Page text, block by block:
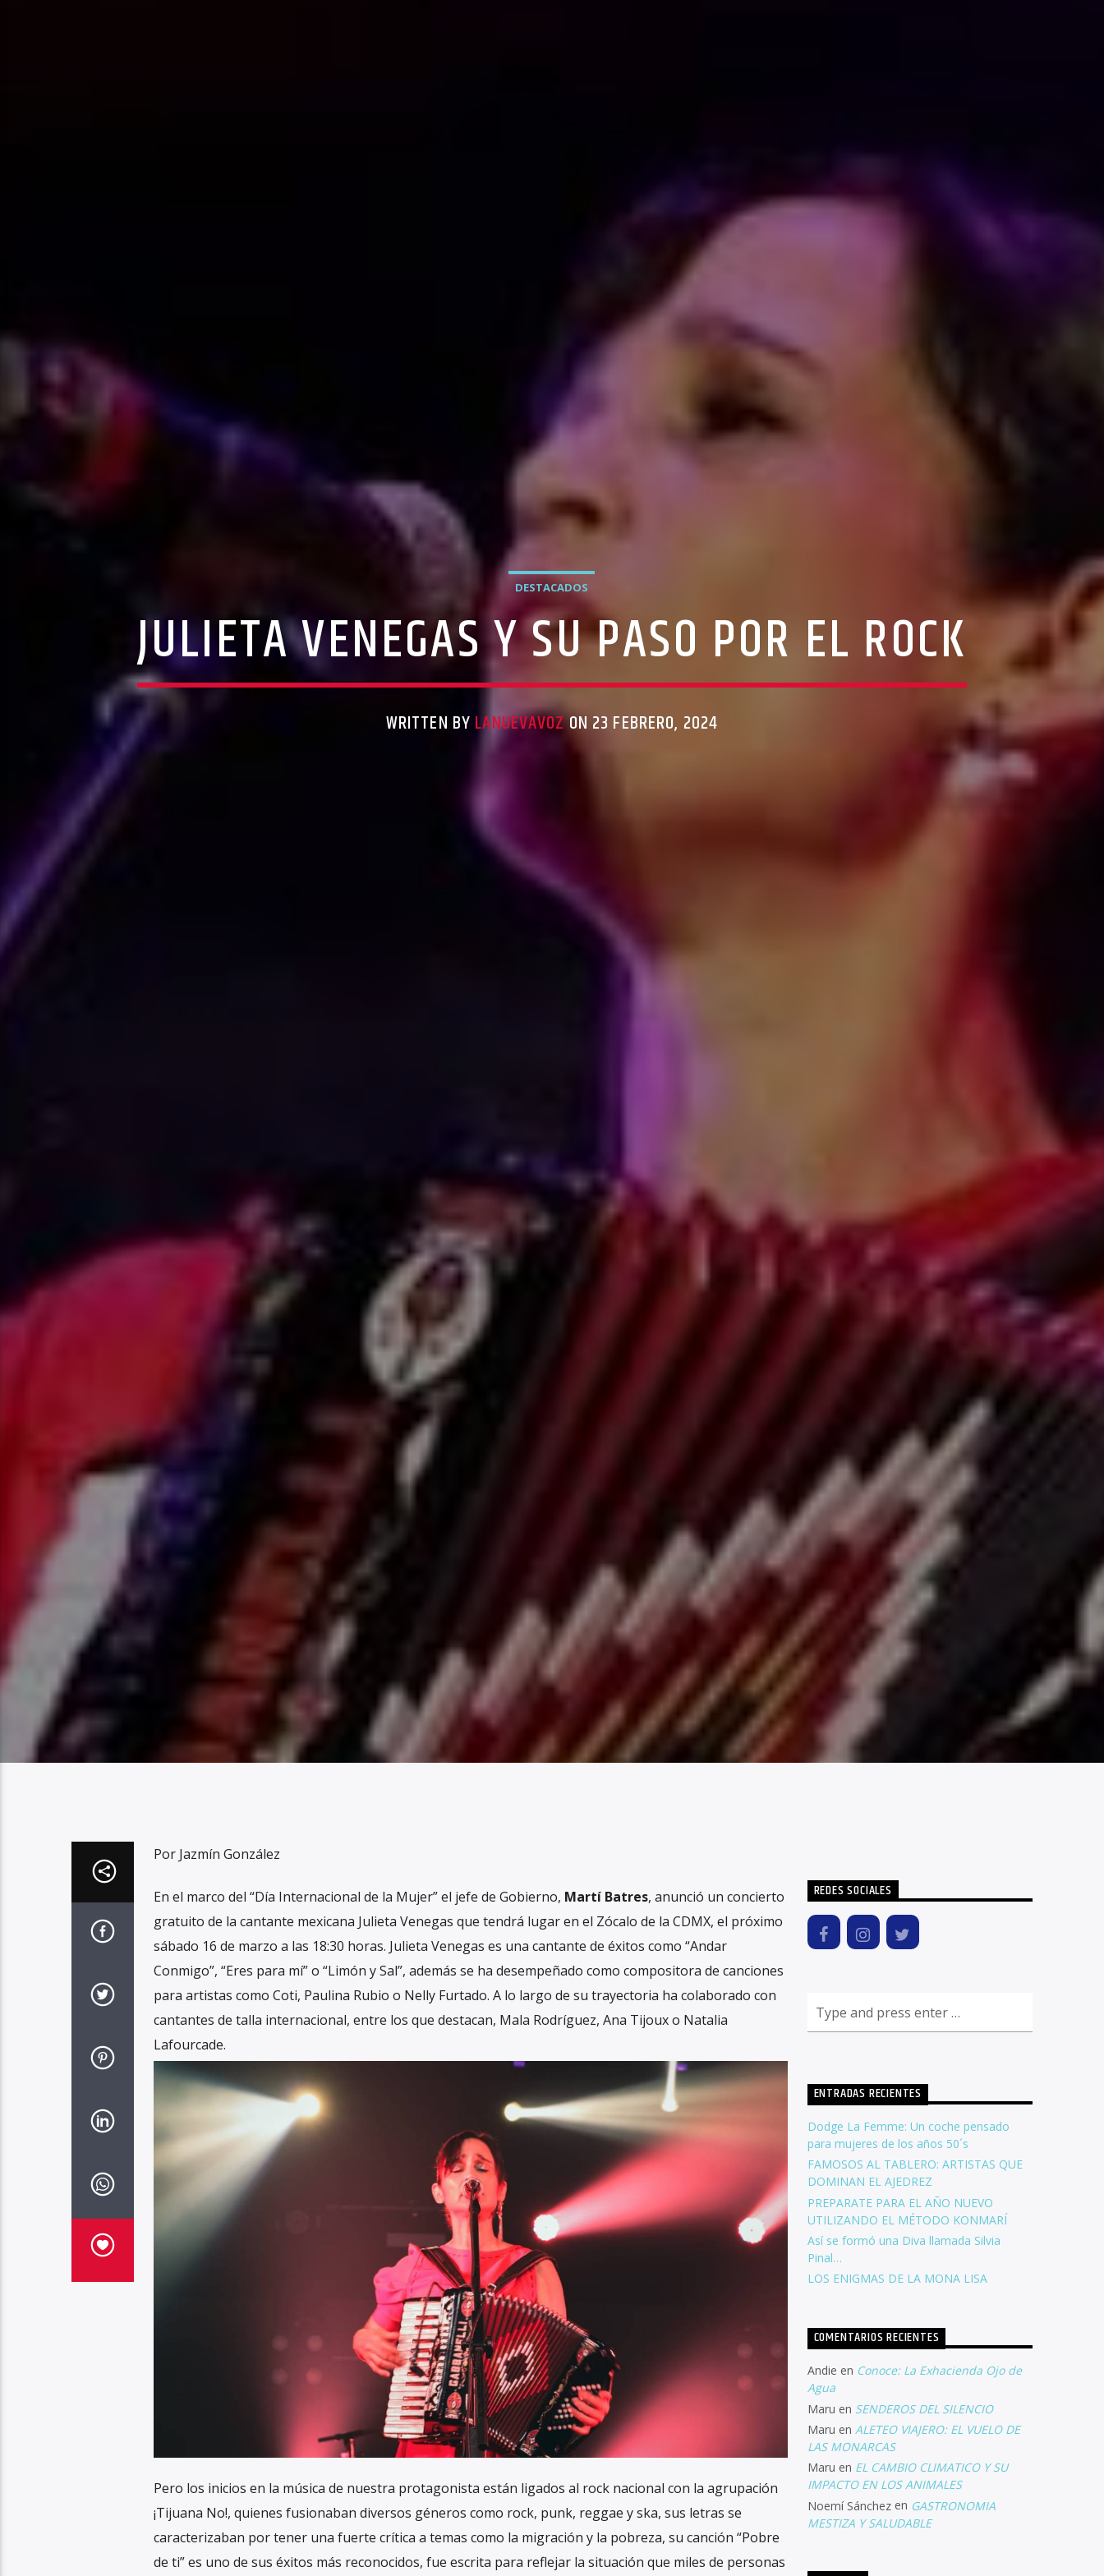
DESTACADOS
JULIETA VENEGAS Y SU PASO POR EL ROCK
WRITTEN BY LANUEVAVOZON 23 FEBRERO, 2024
Por Jazmín González
En el marco del “Día Internacional de la Mujer” el jefe de Gobierno, Martí Batres, anunció un concierto
gratuito de la cantante mexicana Julieta Venegas que tendrá lugar en el Zócalo de la CDMX, el próximo
sábado 16 de marzo a las 18:30 horas. Julieta Venegas es una cantante de éxitos como “Andar
Conmigo”, “Eres para mí” o “Limón y Sal”, además se ha desempeñado como compositora de canciones
para artistas como Coti, Paulina Rubio o Nelly Furtado. A lo largo de su trayectoria ha colaborado con
cantantes de talla internacional, entre los que destacan, Mala Rodríguez, Ana Tijoux o Natalia
Lafourcade.
Pero los inicios en la música de nuestra protagonista están ligados al rock nacional con la agrupación
¡Tijuana No!, quienes fusionaban diversos géneros como rock, punk, reggae y ska, sus letras se
caracterizaban por tener una fuerte crítica a temas como la migración y la pobreza, su canción “Pobre
de ti” es uno de sus éxitos más reconocidos, fue escrita para reflejar la situación que miles de personas
REDES SOCIALES
ENTRADAS RECIENTES
Dodge La Femme: Un coche pensado
para mujeres de los años 50´s
FAMOSOS AL TABLERO: ARTISTAS QUE
DOMINAN EL AJEDREZ
PREPARATE PARA EL AÑO NUEVO
UTILIZANDO EL MÉTODO KONMARÍ
Así se formó una Diva llamada Silvia
Pinal…
LOS ENIGMAS DE LA MONA LISA
COMENTARIOS RECIENTES
Andie en Conoce: La Exhacienda Ojo de
Agua
Maru en SENDEROS DEL SILENCIO
Maru en ALETEO VIAJERO: EL VUELO DE
LAS MONARCAS
Maru en EL CAMBIO CLIMATICO Y SU
IMPACTO EN LOS ANIMALES
Noemí Sánchezen GASTRONOMIA
MESTIZA Y SALUDABLE